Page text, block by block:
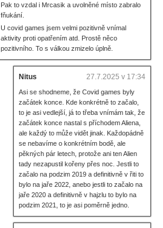
Pak to vzdal i Mrcasik a uvolněné místo zabralo
fňukání.
U covid games jsem velmi pozitivně vnímal
aktivity proti opatřením atd. Prostě něco
pozitivního. To s válkou zmizelo úplně.
Nitus 27.7.2025 v 17:34
Asi se shodneme, že Covid games byly
začátek konce. Kde konkrétně to začalo,
to je asi vedlejší, já to třeba vnímám tak, že
začátek konce nastal s příchodem Aliena,
ale každý to může vidět jinak. Každopádně
se nebavíme o konkrétním bodě, ale
pěkných pár letech, protože ani ten Alien
tady nezapustil kořeny přes noc. Jestli to
začalo na podzim 2019 a definitivně v řiti to
bylo na jaře 2022, anebo jestli to začalo na
jaře 2020 a definitivně v hajzlu to bylo na
podzim 2021, to je asi poměrně jedno.